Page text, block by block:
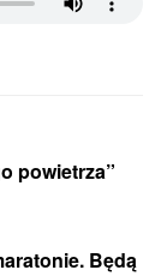
powietrza”
Będą